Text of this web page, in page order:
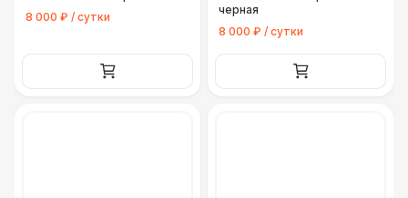
8 000 ₽ / сутки
черная
8 000 ₽ / сутки